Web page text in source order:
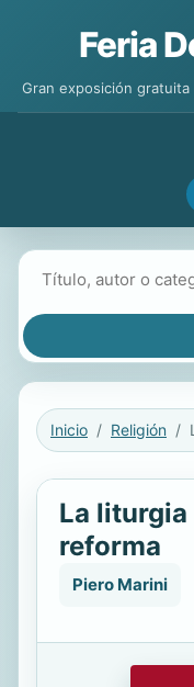
Feria
Gran exposición gratuita
Inicio Religión
La liturgia
reforma
Piero Marini